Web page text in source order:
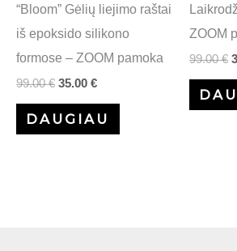
“Bloom” Gėlių liejimo raštai
iš epoksido silikono
formose – ZOOM pamoka
99.00€ 35.00 €
DAUGIAU
ZOOM
99.00€